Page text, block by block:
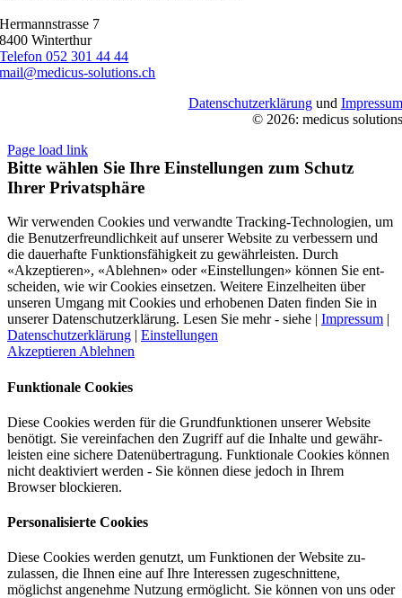
Hermannstrasse 7
8400 Winterthur
Telefon 052 301 44 44
mail@medicus-solutions.ch
Datenschutzerklärungund Impressum
© 2026: medicus solutions
Page load link
Bitte wählen Sie Ihre Einstellungen zum Schutz
Ihrer Privatsphäre
Wir verwenden Cookies und verwandte Tracking-Technologien, um
die Benutzer­freundlich­keit auf unserer Website zu ver­bessern und
die dauer­hafte Funktions­fähig­keit zu gewähr­leisten. Durch
«Akzeptieren», «Ablehnen» oder «Einstellungen» können Sie ent­
scheiden, wie wir Cookies einsetzen. Weitere Einzelheiten über
unseren Umgang mit Cookies und er­hobenen Daten finden Sie in
unserer Datenschutz­erklärung. Lesen Sie mehr - siehe | Impressum |
Datenschutzerklärung | Einstellungen
Akzeptieren Ablehnen
Funktionale Cookies
Diese Cookies werden für die Grund­funktio­nen unserer Website
benötigt. Sie verein­fachen den Zugriff auf die Inhalte und gewähr­
leisten eine sichere Daten­über­tragung. Funktionale Cookies können
nicht deaktiviert werden - Sie können diese jedoch in Ihrem
Browser blockieren.
Personalisierte Cookies
Diese Cookies werden genutzt, um Funktionen der Website zu­
zulassen, die Ihnen eine auf Ihre Interessen zu­geschnittene,
möglichst angenehme Nutzung ermöglicht. Sie können von uns oder